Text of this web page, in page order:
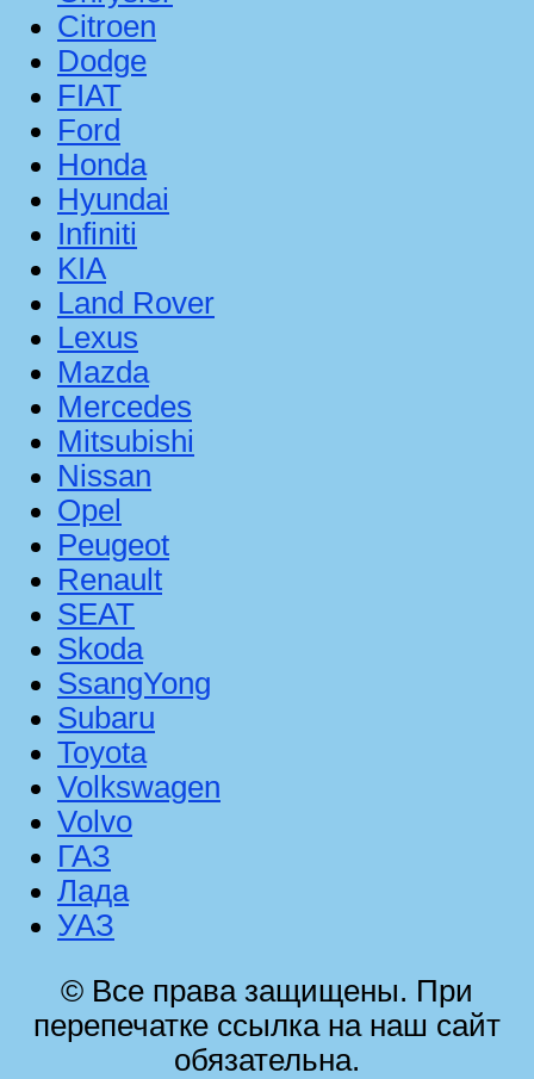
Citroen
Dodge
FIAT
Ford
Honda
Hyundai
Infiniti
KIA
Land Rover
Lexus
Mazda
Mercedes
Mitsubishi
Nissan
Opel
Peugeot
Renault
SEAT
Skoda
SsangYong
Subaru
Toyota
Volkswagen
Volvo
ГАЗ
Лада
УАЗ
© Все права защищены. При
перепечатке ссылка на наш сайт
обязательна.